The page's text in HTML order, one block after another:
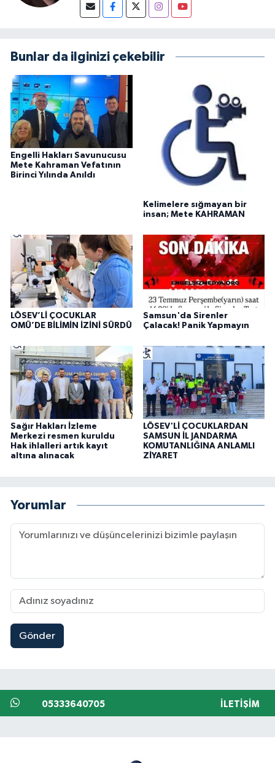
Bunlar da ilginizi çekebilir
Engelli Hakları Savunucusu
Mete Kahraman Vefatının
Birinci Yılında Anıldı
Kelimelere sığmayan bir
insan; Mete KAHRAMAN
LÖSEV’Lİ ÇOCUKLAR
OMÜ’DE BİLİMİN İZİNİ SÜRDÜ
Samsun'da Sirenler
Çalacak! Panik Yapmayın
Sağır Hakları İzleme
Merkezi resmen kuruldu
Hak ihlalleri artık kayıt
altına alınacak
LÖSEV'Lİ ÇOCUKLARDAN
SAMSUN İL JANDARMA
KOMUTANLIĞINA ANLAMLI
ZİYARET
Yorumlar
Gönder
05333640705 İLETIŞIM